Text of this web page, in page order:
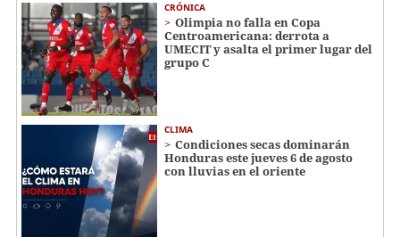
CRÓNICA
Olimpia no falla en Copa
Centroamericana: derrota a
UMECIT y asalta el primer lugar del
grupo C
CLIMA
Condiciones secas dominarán
Honduras este jueves 6 de agosto
con lluvias en el oriente